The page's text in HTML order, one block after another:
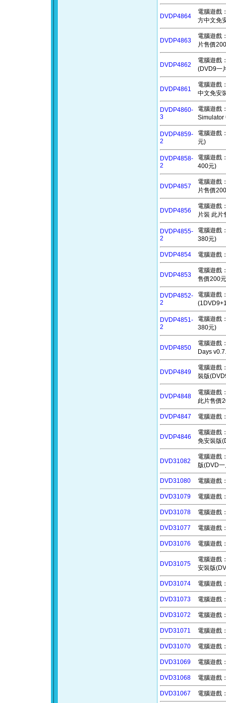
DVDP4864
電腦遊戲
方中文免
DVDP4863
電腦遊戲
片售價
DVDP4862
電腦遊戲
(DVD9一
DVDP4861
電腦遊戲
中文免安
DVDP4860-
3
電腦遊戲
Simulator
DVDP4859-
2
電腦遊戲
元)
DVDP4858-
2
電腦遊戲
400元)
DVDP4857
電腦遊戲
片售價
DVDP4856
電腦遊戲
片裝 此片
DVDP4855-
2
電腦遊戲
380元)
DVDP4854 電腦遊戲
DVDP4853
電腦遊戲
售價200
DVDP4852-
2
電腦遊戲
DVDP4851-
2
電腦遊戲
380元)
DVDP4850
電腦遊戲
Days
DVDP4849
電腦遊戲
裝版
DVDP4848
電腦遊戲
此片售價
DVDP4847 電腦遊戲
DVDP4846
電腦遊戲
免安裝版
DVD31082
電腦遊戲
版(DVD
DVD31080 電腦遊戲
DVD31079 電腦遊戲
DVD31078 電腦遊戲
DVD31077 電腦遊戲
DVD31076 電腦遊戲
DVD31075
電腦遊戲
安裝版
DVD31074 電腦遊戲
DVD31073 電腦遊戲
DVD31072 電腦遊戲
DVD31071 電腦遊戲
DVD31070 電腦遊戲
DVD31069 電腦遊戲
DVD31068 電腦遊戲
DVD31067 電腦遊戲